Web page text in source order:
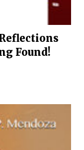
Found!